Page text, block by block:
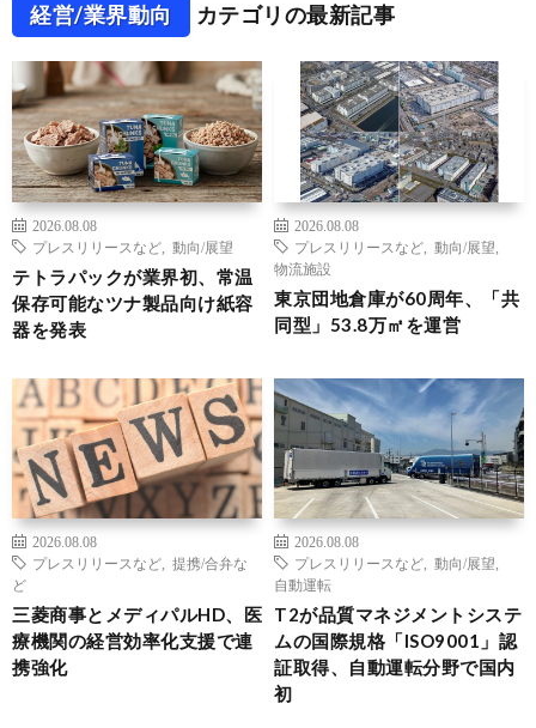
経営/業界動向 カテゴリの最新記事
2026.08.08
プレスリリースなど
動向/展望
テトラパックが業界初、常温
保存可能なツナ製品向け紙容
器を発表
2026.08.08
プレスリリースなど
動向/展望
物流施設
東京団地倉庫が60周年、「共
同型」53.8万㎡を運営
2026.08.08
プレスリリースなど
提携/合弁な
ど
三菱商事とメディパルHD、医
療機関の経営効率化支援で連
携強化
2026.08.08
プレスリリースなど
動向/展望
自動運転
T2が品質マネジメントシステ
ムの国際規格「ISO9001」認
証取得、自動運転分野で国内
初